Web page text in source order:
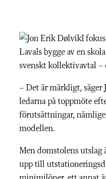
I
Lavals bygge av en
svenskt kollektivavtal –
– Det är märkligt,
ledarna på toppmöte
förutsättningar,
modellen.
Men domstolens utslag
upp till